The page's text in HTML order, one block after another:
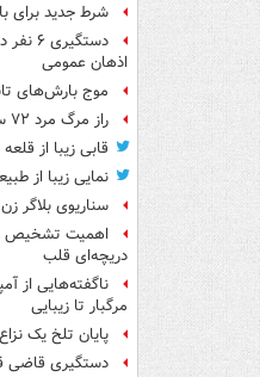
شرط جدید برای
اذهان عمومی
موج بارش‌های
راز مرگ مرد ۷۲ ساله در تهرانپارس فاش شد
قابی زیبا از
نمایی زیبا از
سناریوی بلاگر
اهمیت تشخیص
دریچه‌ای قلب
ناگفته‌هایی از
مرگبار تا زیبایی
پایان تلخ یک
دستگیری قاضی